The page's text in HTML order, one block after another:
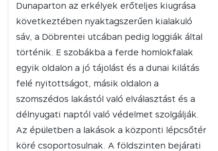
Dunaparton az erkélyek erőteljes kiugrása
következtében nyaktagszerűen kialakuló
sáv, a Döbrentei utcában pedig loggiák által
történik. E szobákba a ferde homlokfalak
egyik oldalon a jó tájolást és a dunai kilátás
felé nyitottságot, másik oldalon a
szomszédos lakástól való elválasztást és a
délnyugati naptól való védelmet szolgálják.
Az épületben a lakások a központi lépcsőtér
köré csoportosulnak. A földszinten bejárati